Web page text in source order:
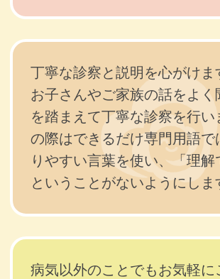
丁寧な診察と説明を心がけま
お子さんやご家族の話をよく
を踏まえて丁寧な診察を行い
の際はできるだけ専門用語で
りやすい言葉を使い、「理解
ということがないようにしま
病気以外のことでもお気軽に